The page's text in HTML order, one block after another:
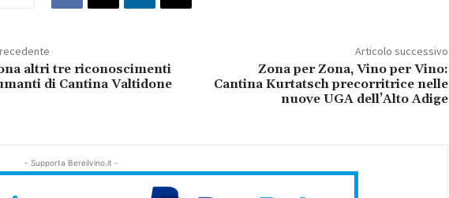
altri tre riconoscimenti
di Cantina Valtidone
Articolo successivo
Zona per Zona, Vino per Vino:
Cantina Kurtatsch precorritrice nelle
nuove UGA dell’Alto Adige
- Supporta Bereilvino.it -